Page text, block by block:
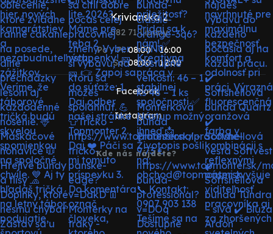
Krivianska 2
082 71 Lipany
Po - Pi:
So:
08:00 - 16:00
08:00 - 12:00
Facebook
Instagram
Kde nás nájdete?